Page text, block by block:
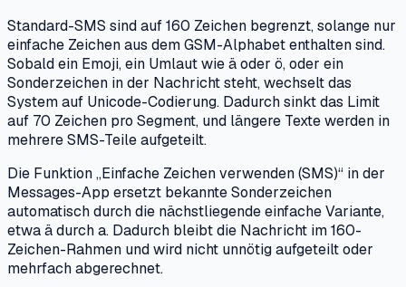
Standard-SMS sind auf 160 Zeichen begrenzt, solange nur
einfache Zeichen aus dem GSM-Alphabet enthalten sind.
Sobald ein Emoji, ein Umlaut wie ä oder ö, oder ein
Sonderzeichen in der Nachricht steht, wechselt das
System auf Unicode-Codierung. Dadurch sinkt das Limit
auf 70 Zeichen pro Segment, und längere Texte werden in
mehrere SMS-Teile aufgeteilt.
Die Funktion „Einfache Zeichen verwenden (SMS)“ in der
Messages-App ersetzt bekannte Sonderzeichen
automatisch durch die nächstliegende einfache Variante,
etwa ä durch a. Dadurch bleibt die Nachricht im 160-
Zeichen-Rahmen und wird nicht unnötig aufgeteilt oder
mehrfach abgerechnet.